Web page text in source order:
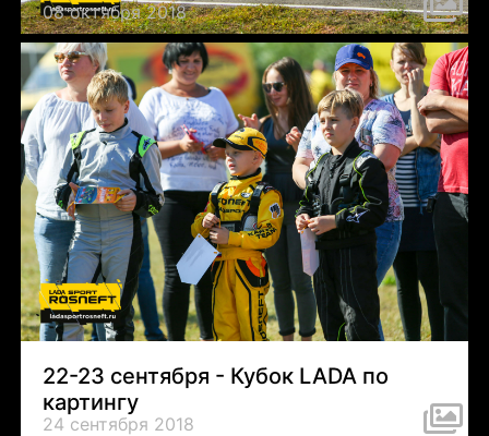
08 октября 2018
22-23 сентября - Кубок LADA по
картингу
24 сентября 2018